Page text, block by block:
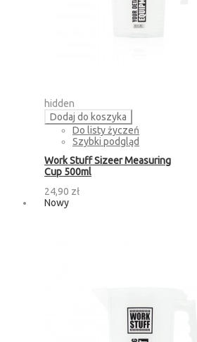
hidden
Dodaj do koszyka
Do listy życzeń
Szybki podgląd
Work Stuff Sizeer Measuring
Cup 500ml
24,90 zł
Nowy